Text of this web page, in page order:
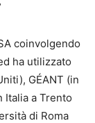
coinvolgendo
ha utilizzato
GÉANT (in
Italia a Trento
di Roma